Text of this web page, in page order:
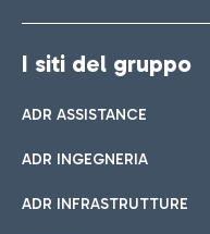
I siti del gruppo
ADR ASSISTANCE
ADR INGEGNERIA
ADR INFRASTRUTTURE